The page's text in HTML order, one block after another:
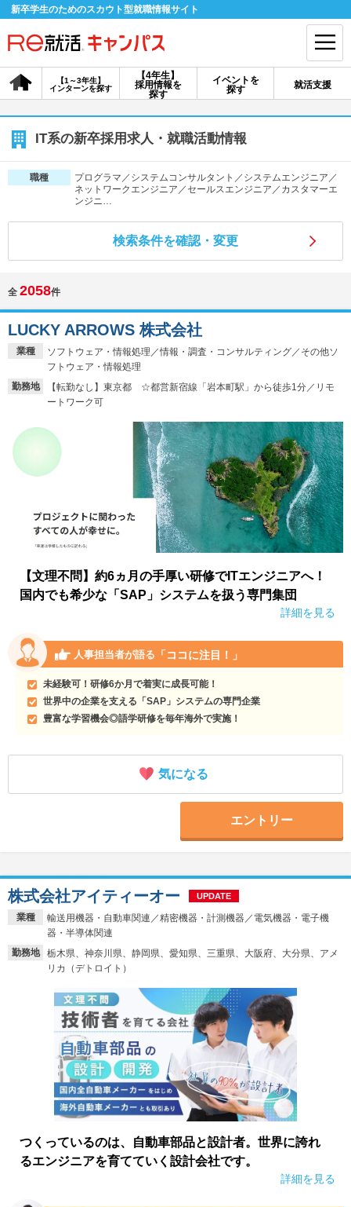
新卒学生のためのスカウト型就職情報サイト
【4年生】
採用情報を
探す
【1～3年生】
インターンを探す
イベントを
探す
就活支援
会員登録 ログイン
会員ID・パスワードを忘れた方はこちら
探す
【4年生】
【4年生】
説明会を探す
【1～3年生】
イベントを探す
就活ノウハウ・サポート
就活ノウハウが満載！
あなたに合う仕事を診断！
就活チャンネル
動画で対策講座をチェック
就活ニュースペーパー
就活時事ニュースを更新
よくある質問
不明点があればこちら
IT系の新卒採用求人・就職活動情報
職種
プログラマ／システムコンサルタント／システムエンジニア／
ネットワークエンジニア／セールスエンジニア／カスタマーエ
ンジニ…
検索条件を確認・変更
全 2058件
業種
ソフトウェア・情報処理／情報・調査・コンサルティング／その他ソ
フトウェア・情報処理
勤務地
【転勤なし】東京都 ☆都営新宿線「岩本町駅」から徒歩1分／リモ
ートワーク可
LUCKY ARROWS 株式会社
【文理不問】約6ヵ月の手厚い研修でITエンジニアへ！
国内でも希少な「SAP」システムを扱う専門集団
詳細を見る
人事担当者が語る 「ココに注目！」
未経験可！研修6か月で着実に成長可能！
世界中の企業を支える「SAP」システムの専門企業
豊富な学習機会◎語学研修を毎年海外で実施！
気になる
エントリー
業種
輸送用機器・自動車関連／精密機器・計測機器／電気機器・電子機
器・半導体関連
勤務地
栃木県、神奈川県、静岡県、愛知県、三重県、大阪府、大分県、アメ
リカ（デトロイト）
株式会社アイティーオー UPDATE
つくっているのは、自動車部品と設計者。世界に誇れ
るエンジニアを育てていく設計会社です。
詳細を見る